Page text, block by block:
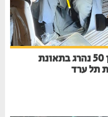
טרגדיה בכביש 80: גבר בן 50 נהרג בתאונת
ערד